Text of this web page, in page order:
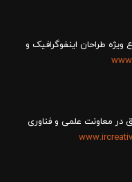
ویژه طراحان اینفوگرافیک و
معاونت علمی و فناوری